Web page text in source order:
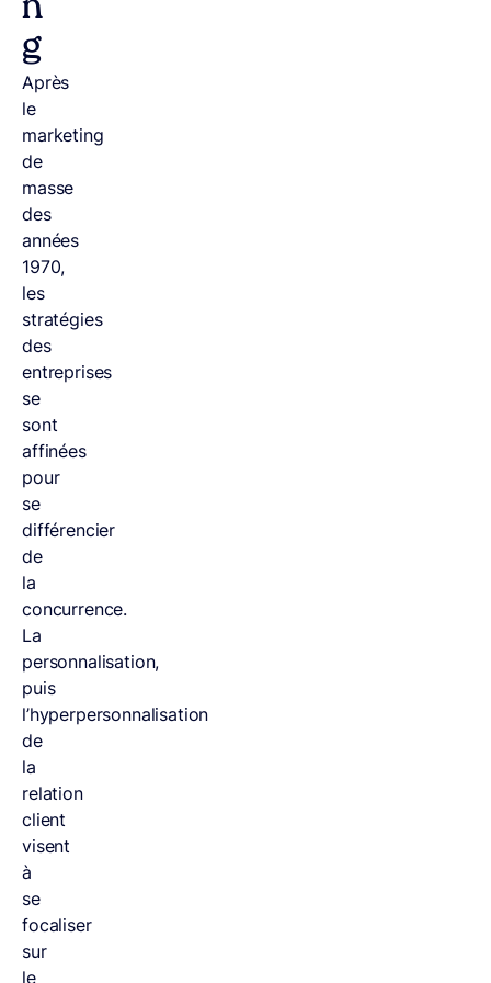
n
g
Après
le
marketing
de
masse
des
années
1970,
les
stratégies
des
entreprises
se
sont
affinées
pour
se
différencier
de
la
concurrence.
La
personnalisation,
puis
l’hyperpersonnalisation
de
la
relation
client
visent
à
se
focaliser
sur
le